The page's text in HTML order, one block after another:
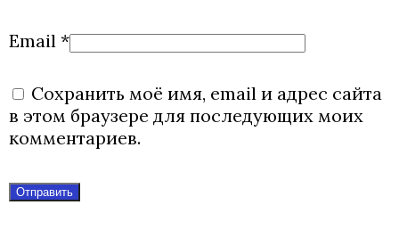
Email *
Сохранить моё имя, email и адрес сайта
в этом браузере для последующих моих
комментариев.